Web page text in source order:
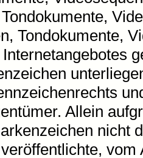
Tondokumente,
Allein
nicht